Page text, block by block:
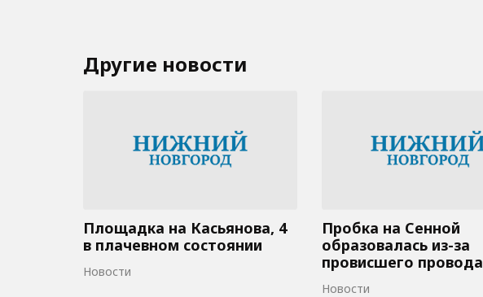
Другие новости
Площадка на Касьянова, 4
в плачевном состоянии
Новости
Пробка на Сенной
образовалась из-за
провисшего провода
Новости